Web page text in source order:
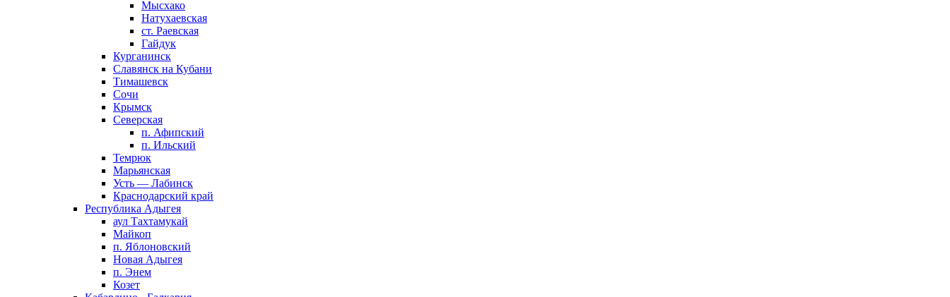
Мысхако
Натухаевская
ст. Раевская
Гайдук
Курганинск
Славянск на Кубани
Тимашевск
Сочи
Крымск
Северская
п. Афипский
п. Ильский
Темрюк
Марьянская
Усть — Лабинск
Краснодарский край
Республика Адыгея
аул Тахтамукай
Майкоп
п. Яблоновский
Новая Адыгея
п. Энем
Козет